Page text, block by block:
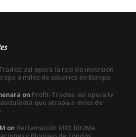
así opera la red de inversión
a miles de usuarios en Europa
on Profit-Trades: así opera la
que atrapa a miles de
on Reclamación MXC Bit2Me: